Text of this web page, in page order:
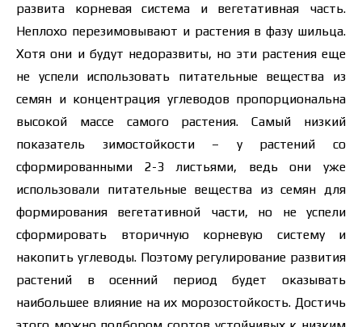
развита корневая система и вегетативная часть.
Неплохо перезимовывают и растения в фазу шильца.
Хотя они и будут недоразвиты, но эти растения еще
не успели использовать питательные вещества из
семян и концентрация углеводов пропорциональна
высокой массе самого растения. Самый низкий
показатель зимостойкости – у растений со
сформированными 2-3 листьями, ведь они уже
использовали питательные вещества из семян для
формирования вегетативной части, но не успели
сформировать вторичную корневую систему и
накопить углеводы. Поэтому регулирование развития
растений в осенний период будет оказывать
наибольшее влияние на их морозостойкость. Достичь